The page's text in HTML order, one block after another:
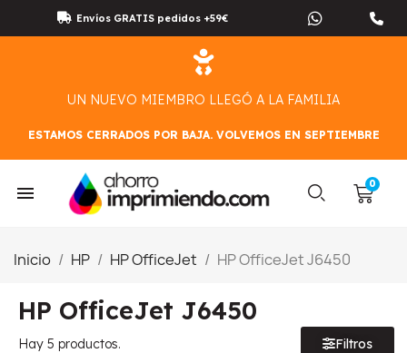
Envíos GRATIS pedidos +59€
UN NUEVO MIEMBRO LLEGÓ A LA FAMILIA
ESTAMOS CERRADOS POR BAJA. VOLVEMOS EN SEPTIEMBRE
Inicio HP HP OfficeJet HP OfficeJet J6450
HP OfficeJet J6450
Hay 5 productos. Filtros